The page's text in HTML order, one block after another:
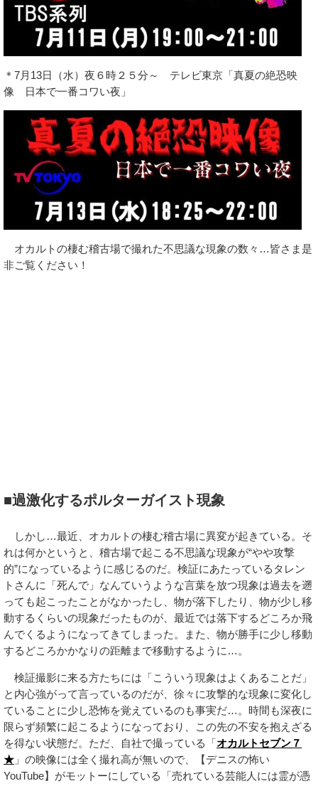
＊7月13日（水）夜６時２５分～ テレビ東京「真夏の絶恐映
像 日本で一番コワい夜」
オカルトの棲む稽古場で撮れた不思議な現象の数々…皆さま是
非ご覧ください！
■過激化するポルターガイスト現象
しかし…最近、オカルトの棲む稽古場に異変が起きている。そ
れは何かというと、稽古場で起こる不思議な現象が“やや攻撃
的”になっているように感じるのだ。検証にあたっているタレン
トさんに「死んで」なんていうような言葉を放つ現象は過去を遡
っても起こったことがなかったし、物が落下したり、物が少し移
動するくらいの現象だったものが、最近では落下するどころか飛
んでくるようになってきてしまった。また、物が勝手に少し移動
するどころかかなりの距離まで移動するように…。
検証撮影に来る方たちには「こういう現象はよくあることだ」
と内心強がって言っているのだが、徐々に攻撃的な現象に変化し
ていることに少し恐怖を覚えているのも事実だ…。時間も深夜に
限らず頻繁に起こるようになっており、この先の不安を抱えざる
を得ない状態だ。ただ、自社で撮っている「オカルトセブン７
★ 」の映像には全く撮れ高が無いので、【デニスの怖い
YouTube】がモットーにしている「売れている芸能人には霊が憑